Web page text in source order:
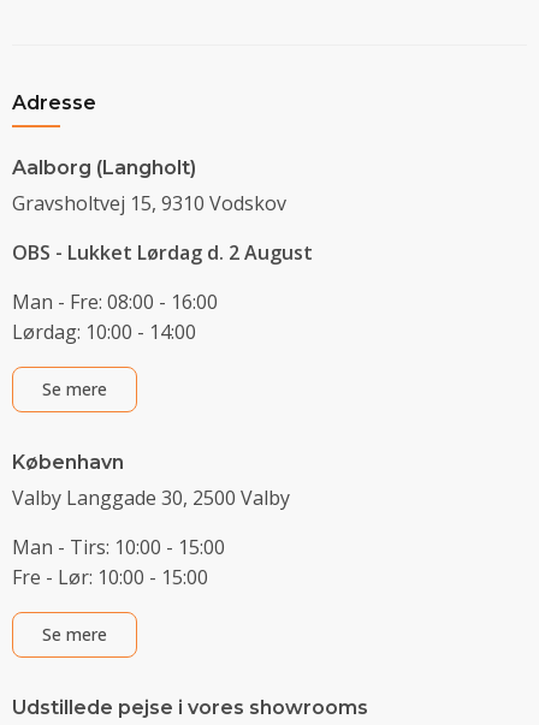
Adresse
Aalborg (Langholt)
Gravsholtvej 15, 9310 Vodskov
OBS - Lukket Lørdag d. 2 August
Man - Fre: 08:00 - 16:00
Lørdag: 10:00 - 14:00
Se mere
København
Valby Langgade 30, 2500 Valby
Man - Tirs: 10:00 - 15:00
Fre - Lør: 10:00 - 15:00
Se mere
Udstillede pejse i vores showrooms